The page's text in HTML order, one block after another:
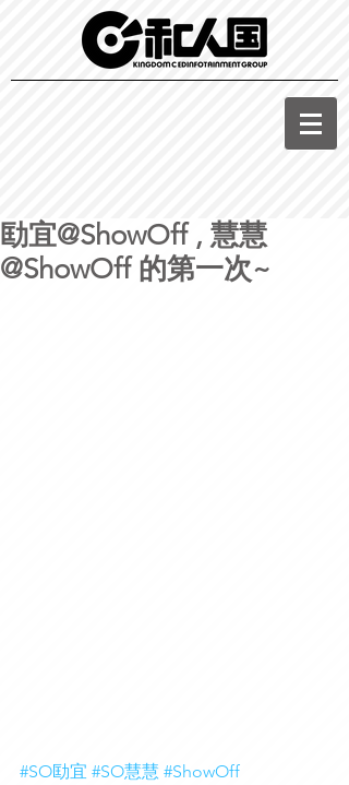
劻宜@ShowOff , 慧慧
@ShowOff 的第一次~
#SO劻宜 #SO慧慧 #ShowOff